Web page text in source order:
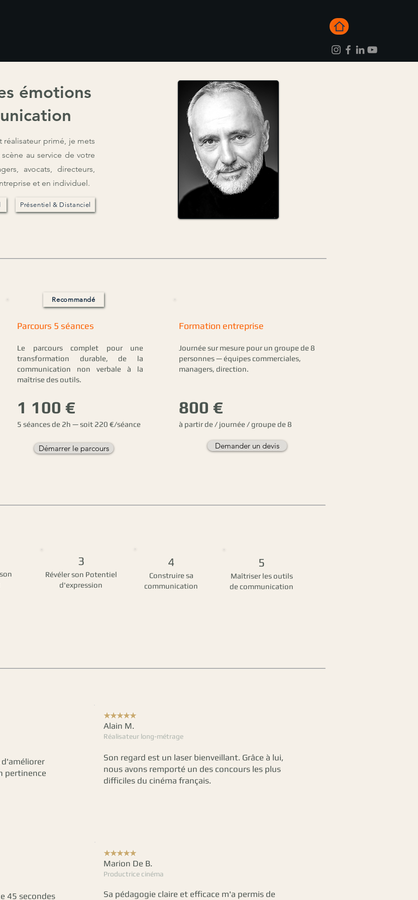
émotions
réalisateur primé, je mets
au service de votre
avocats, directeurs,
et en individuel.
Présentiel & Distanciel
Parcours 5 séances
Le parcours complet pour une
transformation durable, de la
communication non verbale à la
maîtrise des outils.
1 100 €
5 séances de 2h — soit 220 €/séance
Démarrer le parcours
Recommandé
Formation entreprise
Journée sur mesure pour un groupe de 8
personnes — équipes commerciales,
managers, direction.
800 €
à partir de / journée / groupe de 8
Demander un devis
3
Révéler son Potentiel
d'expression
4
Construire sa
communication
5
Maîtriser les outils
de communication
pertinence
★★★★★
Alain M.
Réalisateur long-métrage
Son regard est un laser bienveillant. Grâce à lui,
nous avons remporté un des concours les plus
difficiles du cinéma français.
45 secondes
★★★★★
Marion De B.
Productrice cinéma
Sa pédagogie claire et efficace m'a permis de